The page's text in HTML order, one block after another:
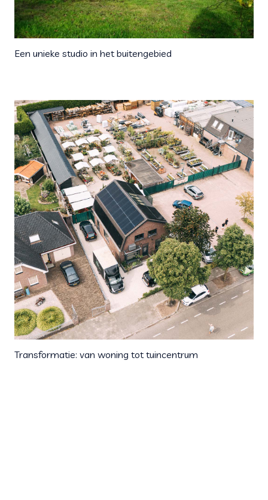
Een unieke studio in het buitengebied
Transformatie: van woning tot tuincentrum